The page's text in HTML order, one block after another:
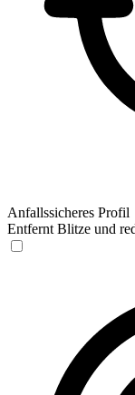
Anfallssicheres Profil
Entfernt Blitze und